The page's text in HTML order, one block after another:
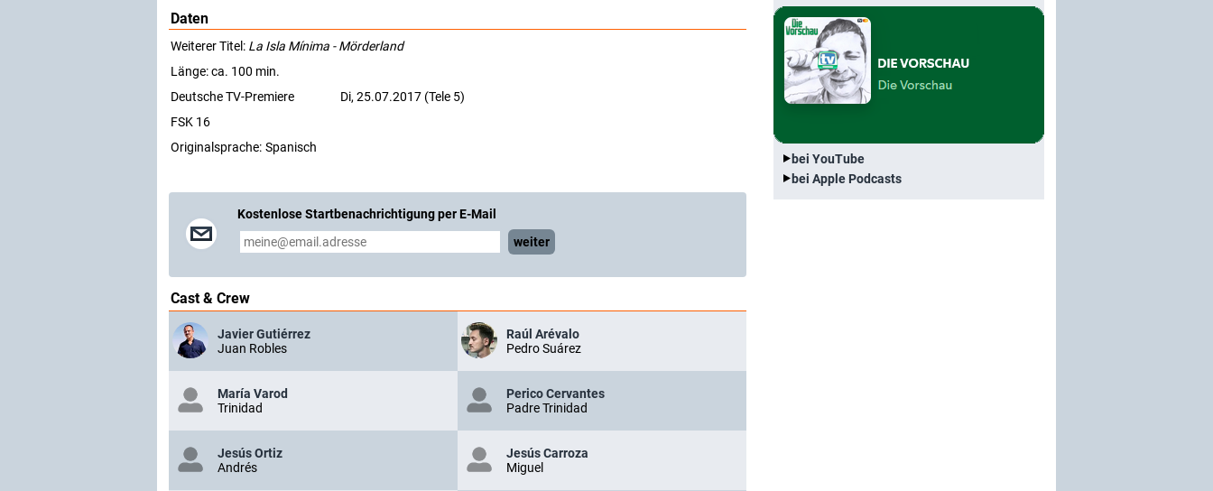
Daten
Weiterer Titel: La Isla Mínima - Mörderland
Länge: ca. 100 min.
Deutsche TV-Premiere
Di, 25.07.2017 (Tele 5)
FSK 16
Originalsprache: Spanisch
Kostenlose Startbenachrichtigung per E-Mail
weiter
Cast & Crew
Javier Gutiérrez
Juan Robles
Raúl Arévalo
Pedro Suárez
María Varod
Trinidad
Perico Cervantes
Padre Trinidad
Jesús Ortiz
Andrés
Jesús Carroza
Miguel
bei YouTube
bei Apple Podcasts